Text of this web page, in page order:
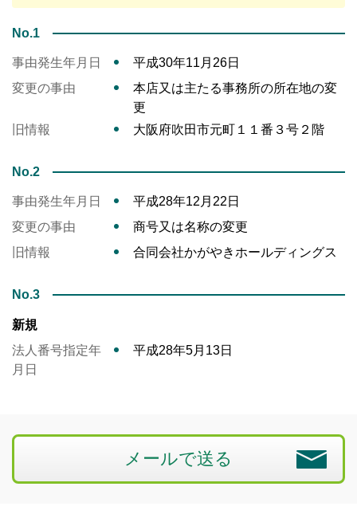
No.1
事由発生年月日
平成30年11月26日
変更の事由
本店又は主たる事務所の所在地の変
更
旧情報
大阪府吹田市元町１１番３号２階
No.2
事由発生年月日
平成28年12月22日
変更の事由
商号又は名称の変更
旧情報
合同会社かがやきホールディングス
No.3
新規
法人番号指定年
月日
平成28年5月13日
メールで送る